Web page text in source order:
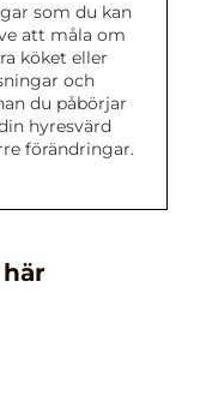
som du kan
att måla om
köket eller
och
du påbörjar
hyresvärd
förändringar.